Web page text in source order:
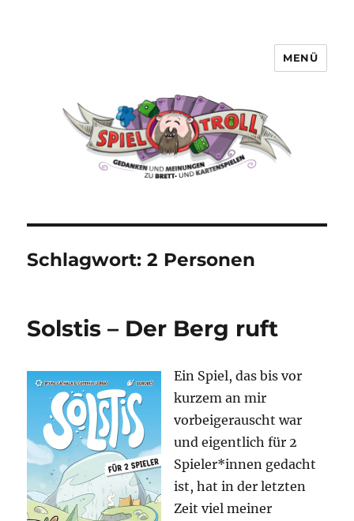
MENÜ
Schlagwort:2 Personen
Solstis – Der Berg ruft
Ein Spiel, das bis vor
kurzem an mir
vorbeigerauscht war
und eigentlich für 2
Spieler*innen gedacht
ist, hat in der letzten
Zeit viel meiner